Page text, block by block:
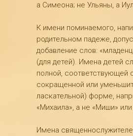
а Симеона; не Ульяны, а
К имени поминаемого,
родительном падеже,
добавление слов:
(для детей). Имена детей
полной, соответствующей
сокращенной или
ласкательной) форме,
«Михаила», а не «Миши»
Имена